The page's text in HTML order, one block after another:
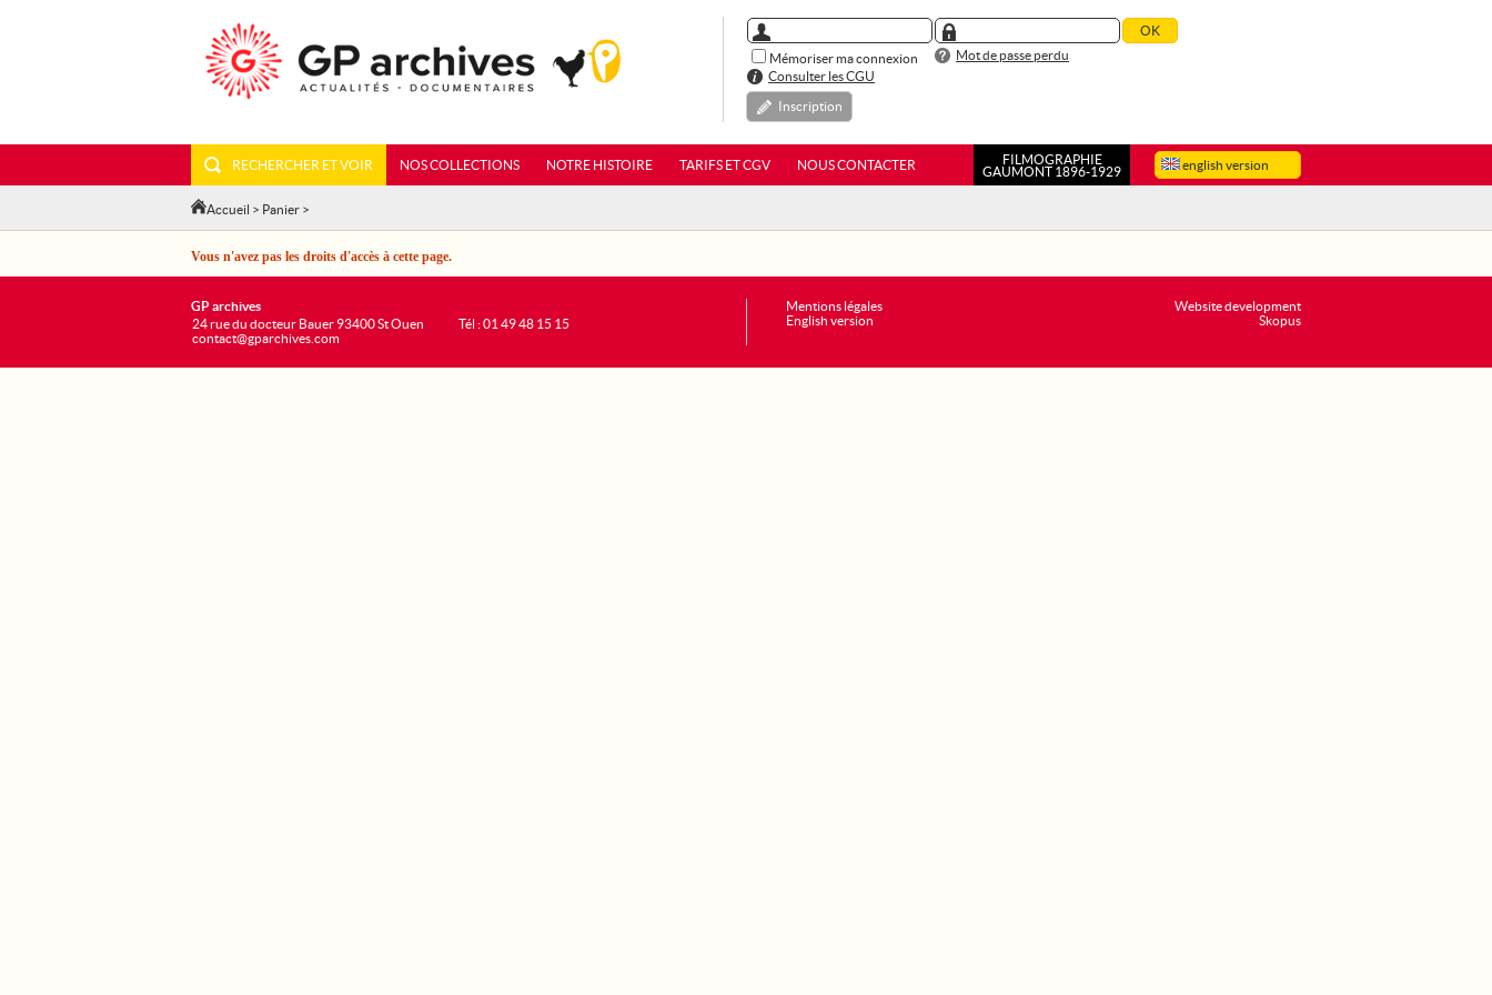
Mémoriser ma connexion
Mot de passe perdu
Consulter les CGU
Inscription
english version
RECHERCHER ET VOIR NOS COLLECTIONS NOTRE HISTOIRE TARIFS ET CGV NOUS CONTACTER
FILMOGRAPHIE
GAUMONT 1896-1929
Accueil > Panier >
Vous n'avez pas les droits d'accès à cette page.
Website development
Skopus
GP archives
24 rue du docteur Bauer 93400 St Ouen
contact@gparchives.com
Tél : 01 49 48 15 15
Mentions légales
English version